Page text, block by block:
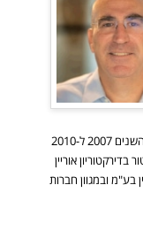
תקווין, מנכ"ל ובעלים צ.א.מ שריב בע"מ. כיהן בין השנים 2007 ל-2010
אוריין
בע"מ ובמגוון חברות